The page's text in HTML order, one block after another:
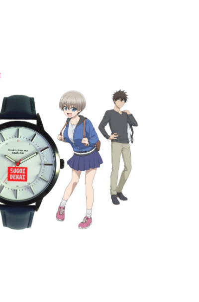
んは遊びたいω 「宇崎ちゃんモデル(ネイビー
/ シリアルナンバー入り★